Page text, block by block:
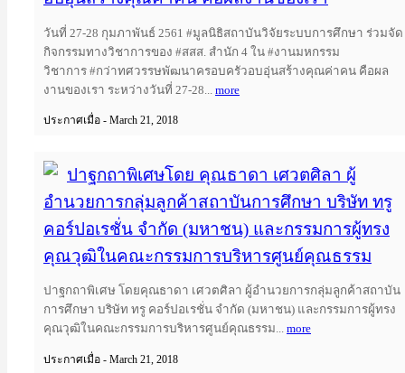
วันที่ 27-28 กุมภาพันธ์ 2561 #มูลนิธิสถาบันวิจัยระบบการศึกษา ร่วมจัด
กิจกรรมทางวิชาการของ #สสส. สำนัก 4 ใน #งานมหกรรม
วิชาการ #กว่าทศวรรษพัฒนาครอบครัวอบอุ่นสร้างคุณค่าคน คือผล
งานของเรา ระหว่างวันที่ 27-28... more
ประกาศเมื่อ - March 21, 2018
ปาฐกถาพิเศษโดย คุณธาดา เศวตศิลา ผู้
อำนวยการกลุ่มลูกค้าสถาบันการศึกษา บริษัท ทรู
คอร์ปอเรชั่น จำกัด (มหาชน) และกรรมการผู้ทรง
คุณวุฒิในคณะกรรมการบริหารศูนย์คุณธรรม
ปาฐกถาพิเศษ โดยคุณธาดา เศวตศิลา ผู้อำนวยการกลุ่มลูกค้าสถาบัน
การศึกษา บริษัท ทรู คอร์ปอเรชั่น จำกัด (มหาชน) และกรรมการผู้ทรง
คุณวุฒิในคณะกรรมการบริหารศูนย์คุณธรรม... more
ประกาศเมื่อ - March 21, 2018